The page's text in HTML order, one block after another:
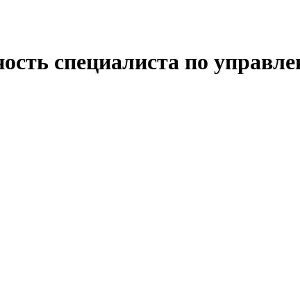
специалиста по